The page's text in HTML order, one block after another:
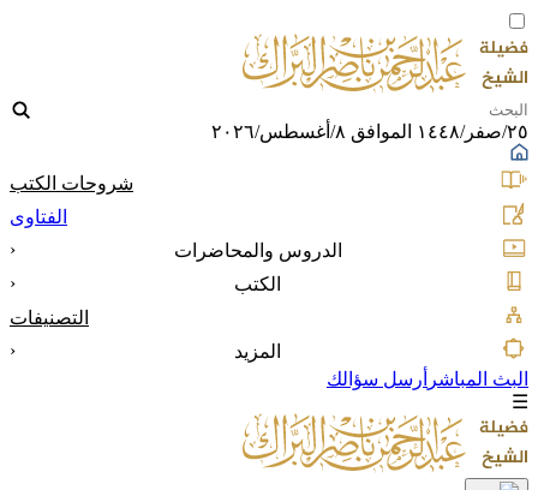
٢٥/صفر/١٤٤٨ الموافق ٨/أغسطس/٢٠٢٦
شروحات الكتب
الفتاوى
الدروس والمحاضرات
‹
الكتب
‹
التصنيفات
المزيد
‹
البث المباشر أرسل سؤالك
☰